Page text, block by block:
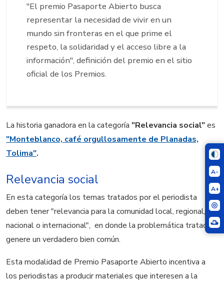
A-
A+
"El premio Pasaporte Abierto busca
representar la necesidad de vivir en un
mundo sin fronteras en el que prime el
respeto, la solidaridad y el acceso libre a la
información", definición del premio en el sitio
oficial de los Premios.
La historia ganadora en la categoría "Relevancia social"es
"Monteblanco, café orgullosamente de Planadas,
Tolima".
Relevancia social
En esta categoría los temas tratados por el periodista
deben tener "relevancia para la comunidad local, regional,
nacional o internacional", en donde la problemática tratada
genere un verdadero bien común.
Esta modalidad de Premio Pasaporte Abierto incentiva a
los periodistas a producir materiales que interesen a la